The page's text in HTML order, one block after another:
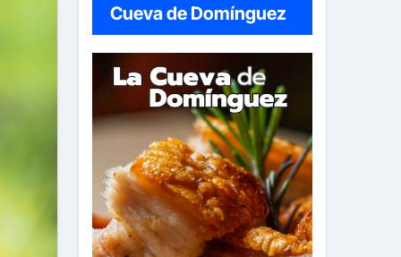
Cueva de Domínguez